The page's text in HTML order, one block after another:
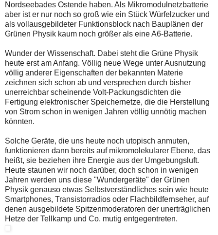
Nordseebades Ostende haben. Als Mikromodulnetzbatterie
aber ist er nur noch so groß wie ein Stück Würfelzucker und
als vollausgebildeter Funktionsblock nach Bauplänen der
Grünen Physik kaum noch größer als eine A6-Batterie.
Wunder der Wissenschaft. Dabei steht die Grüne Physik
heute erst am Anfang. Völlig neue Wege unter Ausnutzung
völlig anderer Eigenschaften der bekannten Materie
zeichnen sich schon ab und versprechen durch bisher
unerreichbar scheinende Volt-Packungsdichten die
Fertigung elektronischer Speichernetze, die die Herstellung
von Strom schon in wenigen Jahren völlig unnötig machen
könnten.
Solche Geräte, die uns heute noch utopisch anmuten,
funktionieren dann bereits auf mikromolekularer Ebene, das
heißt, sie beziehen ihre Energie aus der Umgebungsluft.
Heute staunen wir noch darüber, doch schon in wenigen
Jahren werden uns diese "Wundergeräte" der Grünen
Physik genauso etwas Selbstverständliches sein wie heute
Smartphones, Transistorradios oder Flachbildfernseher, auf
denen ausgebildete Spitzenmoderatoren der unerträglichen
Hetze der Tellkamp und Co. mutig entgegentreten.